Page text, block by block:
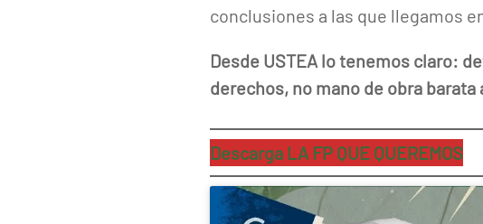
conclusiones a las que llegamos
Desde USTEA lo tenemos claro:
derechos, no mano de obra
Descarga LA FP QUE QUEREMOS